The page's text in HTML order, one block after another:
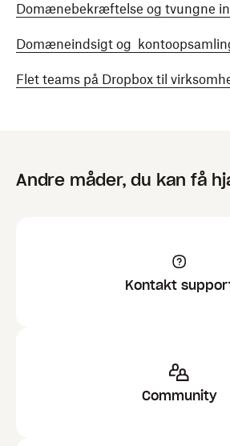
Domænebekræftelse og tvungne
Domæneindsigt og
Flet teams på Dropbox til
Andre måder, du kan få
Kontakt
Community